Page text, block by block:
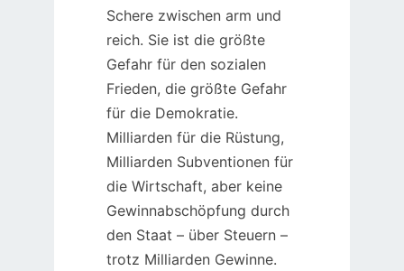
Schere zwischen arm und
reich. Sie ist die größte
Gefahr für den sozialen
Frieden, die größte Gefahr
für die Demokratie.
Milliarden für die Rüstung,
Milliarden Subventionen für
die Wirtschaft, aber keine
Gewinnabschöpfung durch
den Staat – über Steuern –
trotz Milliarden Gewinne.